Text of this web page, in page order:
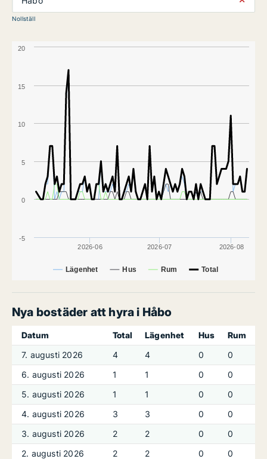
Nollställ
Lägenhet Hus Rum Total
2026-06 2026-07 2026-08
0
5
10
15
20
-5
Nya bostäder att hyra i Håbo
Datum Total Lägenhet Hus
Rum
7. augusti 2026
4 4 0
0
6. augusti 2026
1 1 0
0
5. augusti 2026
1 1 0
0
4. augusti 2026
3 3 0
0
3. augusti 2026
2 2 0
0
2. augusti 2026
2 2 0
0